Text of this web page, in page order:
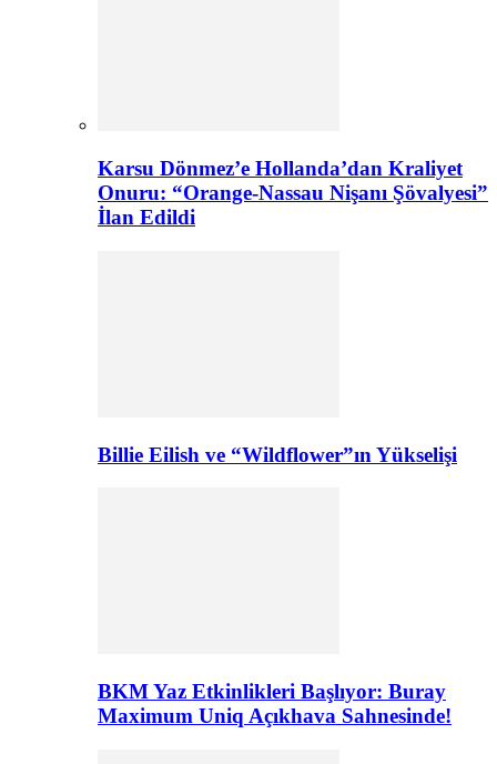
Karsu Dönmez’e Hollanda’dan Kraliyet
Onuru: “Orange-Nassau Nişanı Şövalyesi”
İlan Edildi
Billie Eilish ve “Wildflower”ın Yükselişi
BKM Yaz Etkinlikleri Başlıyor: Buray
Maximum Uniq Açıkhava Sahnesinde!